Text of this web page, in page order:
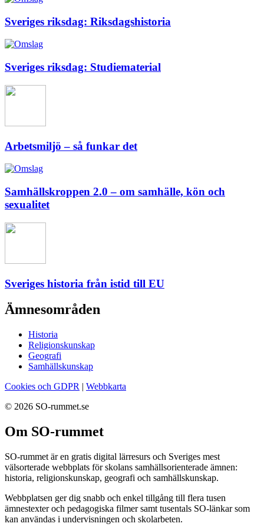
Sveriges riksdag: Riksdagshistoria
Sveriges riksdag: Studiematerial
Arbetsmiljö – så funkar det
Samhällskroppen 2.0 – om samhälle, kön och
sexualitet
Sveriges historia från istid till EU
Ämnesområden
Historia
Religionskunskap
Geografi
Samhällskunskap
Cookies och GDPR | Webbkarta
© 2026 SO-rummet.se
Om SO-rummet
SO-rummet är en gratis digital lärresurs och Sveriges mest
välsorterade webbplats för skolans samhällsorienterade ämnen:
historia, religionskunskap, geografi och samhällskunskap.
Webbplatsen ger dig snabb och enkel tillgång till flera tusen
ämnestexter och pedagogiska filmer samt tusentals SO-länkar som
kan användas i undervisningen och skolarbeten.